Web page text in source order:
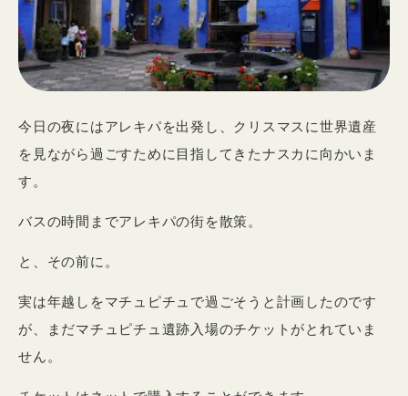
今日の夜にはアレキパを出発し、クリスマスに世界遺産
を見ながら過ごすために目指してきたナスカに向かいま
す。
バスの時間までアレキパの街を散策。
と、その前に。
実は年越しをマチュピチュで過ごそうと計画したのです
が、まだマチュピチュ遺跡入場のチケットがとれていま
せん。